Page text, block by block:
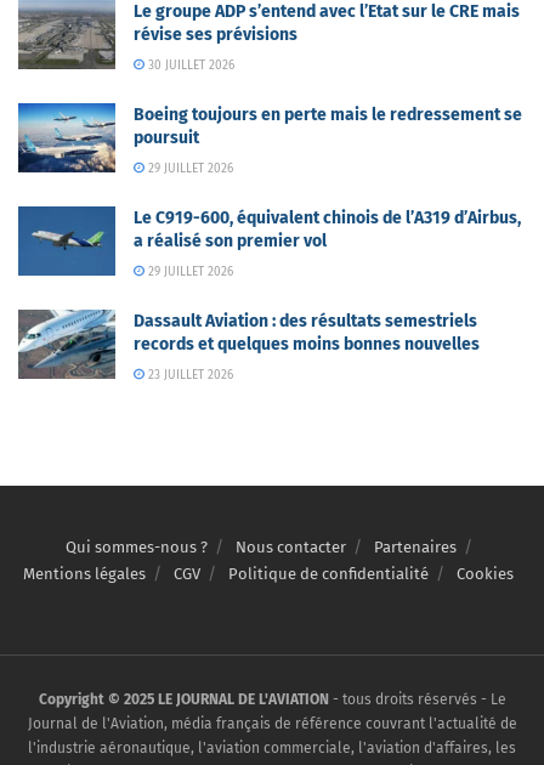
Le groupe ADP s’entend avec l’Etat sur le CRE mais
révise ses prévisions
30 JUILLET 2026
Boeing toujours en perte mais le redressement se
poursuit
29 JUILLET 2026
Le C919-600, équivalent chinois de l’A319 d’Airbus,
a réalisé son premier vol
29 JUILLET 2026
Dassault Aviation : des résultats semestriels
records et quelques moins bonnes nouvelles
23 JUILLET 2026
Qui sommes-nous ? Nous contacter
Partenaires
Mentions légales
CGV Politique de confidentialité Cookies
Copyright © 2025 LE JOURNAL DE L'AVIATION - tous droits réservés - Le
Journal de l'Aviation, média français de référence couvrant l'actualité de
l'industrie aéronautique, l'aviation commerciale, l'aviation d'affaires, les